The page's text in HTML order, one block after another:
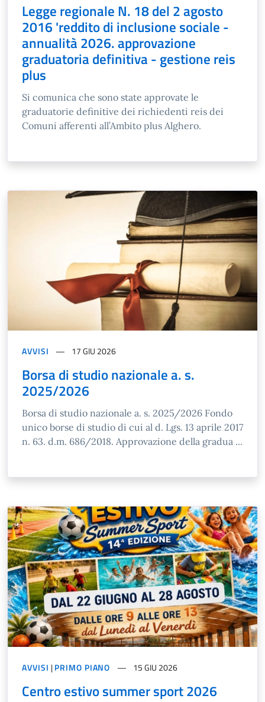
Legge regionale N. 18 del 2 agosto
2016 'reddito di inclusione sociale -
annualità 2026. approvazione
graduatoria definitiva - gestione reis
plus
Si comunica che sono state approvate le
graduatorie definitive dei richiedenti reis dei
Comuni afferenti all’Ambito plus Alghero.
AVVISI 17 GIU 2026
Borsa di studio nazionale a. s.
2025/2026
Borsa di studio nazionale a. s. 2025/2026 Fondo
unico borse di studio di cui al d. Lgs. 13 aprile 2017
n. 63. d.m. 686/2018. Approvazione della gradua ...
AVVISI |PRIMO PIANO 15 GIU 2026
Centro estivo summer sport 2026